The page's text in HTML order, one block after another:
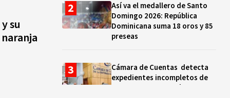
su
Así va el medallero de Santo
Domingo 2026: República
Dominicana suma 18 oros y 85
preseas
Cámara de Cuentas detecta
expedientes incompletos de
operaciones por RD$16,600